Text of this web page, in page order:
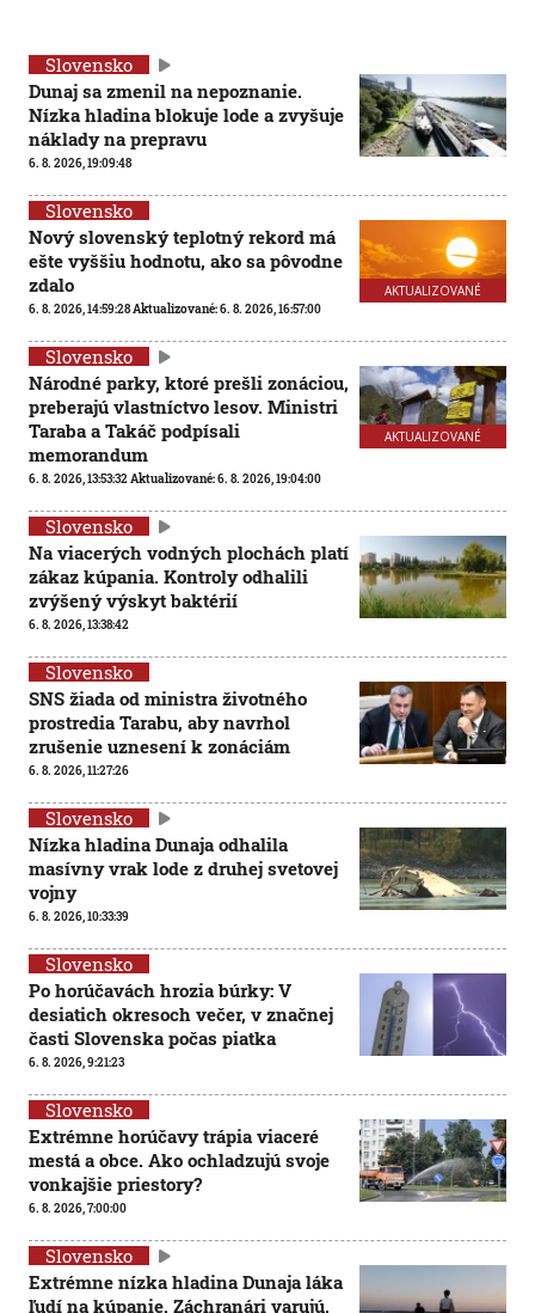
Slovensko
Dunaj sa zmenil na nepoznanie.
Nízka hladina blokuje lode a zvyšuje
náklady na prepravu
6. 8. 2026, 19:09:48
AKTUALIZOVANÉ
Slovensko
Nový slovenský teplotný rekord má
ešte vyššiu hodnotu, ako sa pôvodne
zdalo
6. 8. 2026, 14:59:28Aktualizované:6. 8. 2026, 16:57:00
AKTUALIZOVANÉ
Slovensko
Národné parky, ktoré prešli zonáciou,
preberajú vlastníctvo lesov. Ministri
Taraba a Takáč podpísali
memorandum
6. 8. 2026, 13:53:32Aktualizované:6. 8. 2026, 19:04:00
Slovensko
Na viacerých vodných plochách platí
zákaz kúpania. Kontroly odhalili
zvýšený výskyt baktérií
6. 8. 2026, 13:38:42
Slovensko
SNS žiada od ministra životného
prostredia Tarabu, aby navrhol
zrušenie uznesení k zonáciám
6. 8. 2026, 11:27:26
Slovensko
Nízka hladina Dunaja odhalila
masívny vrak lode z druhej svetovej
vojny
6. 8. 2026, 10:33:39
Slovensko
Po horúčavách hrozia búrky: V
desiatich okresoch večer, v značnej
časti Slovenska počas piatka
6. 8. 2026, 9:21:23
Slovensko
Extrémne horúčavy trápia viaceré
mestá a obce. Ako ochladzujú svoje
vonkajšie priestory?
6. 8. 2026, 7:00:00
Slovensko
Extrémne nízka hladina Dunaja láka
ľudí na kúpanie. Záchranári varujú,